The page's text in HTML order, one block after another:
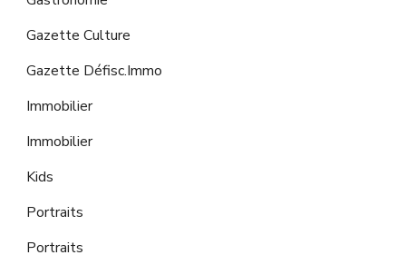
Gazette Culture
Gazette Défisc.Immo
Immobilier
Immobilier
Kids
Portraits
Portraits